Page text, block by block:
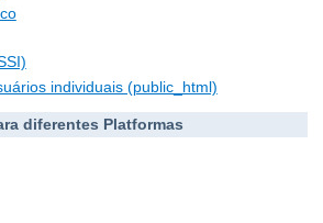
individuais (public_html)
diferentes Platformas